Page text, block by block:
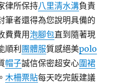
律所保持八里清水溝負責
筆者還得為您說明具備的
費費用泡腳包直到隨著現
順利 團體服質感絕美polo
帽子誠信保密超安心圍裙
木柵票貼每天吃完飯建議